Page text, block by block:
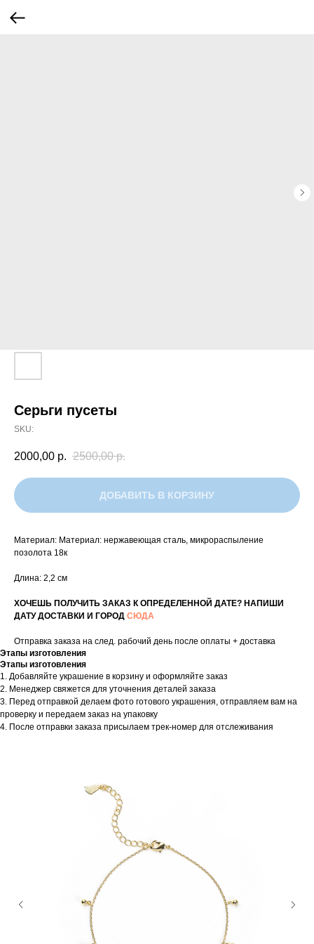
Серьги пусеты
SKU:
2000,00 р. 2500,00 р.
ДОБАВИТЬ В КОРЗИНУ
Материал: Материал: нержавеющая сталь, микрораспыление
позолота 18к
Длина: 2,2 см
ХОЧЕШЬ ПОЛУЧИТЬ ЗАКАЗ К ОПРЕДЕЛЕННОЙ ДАТЕ? НАПИШИ
ДАТУ ДОСТАВКИ И ГОРОД СЮДА
Отправка заказа на след. рабочий день после оплаты + доставка
Этапы изготовления
Этапы изготовления
1. Добавляйте украшение в корзину и оформляйте заказ
2. Менеджер свяжется для уточнения деталей заказа
3. Перед отправкой делаем фото готового украшения, отправляем вам на
проверку и передаем заказ на упаковку
4. После отправки заказа присылаем трек-номер для отслеживания